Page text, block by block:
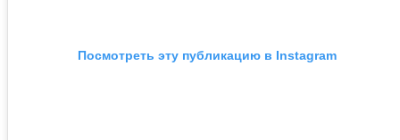
Посмотреть эту публикацию в Instagram